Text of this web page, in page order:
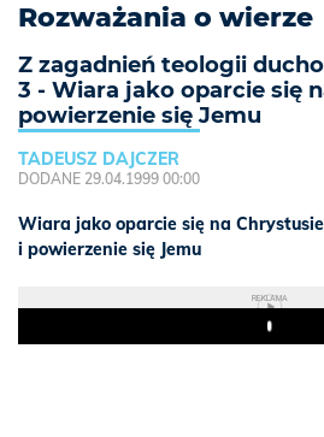
Rozważania o wierze
Z zagadnień teologii
3 - Wiara jako oparcie się
powierzenie się Jemu
TADEUSZ DAJCZER
DODANE 29.04.1999 00:00
Wiara jako oparcie się na Chrystusie
i powierzenie się Jemu
REKLAMA
Play